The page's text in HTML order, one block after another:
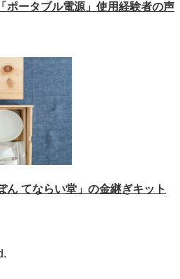
ポータブル電源」使用経験者の声
ん てならい堂」の金継ぎキット